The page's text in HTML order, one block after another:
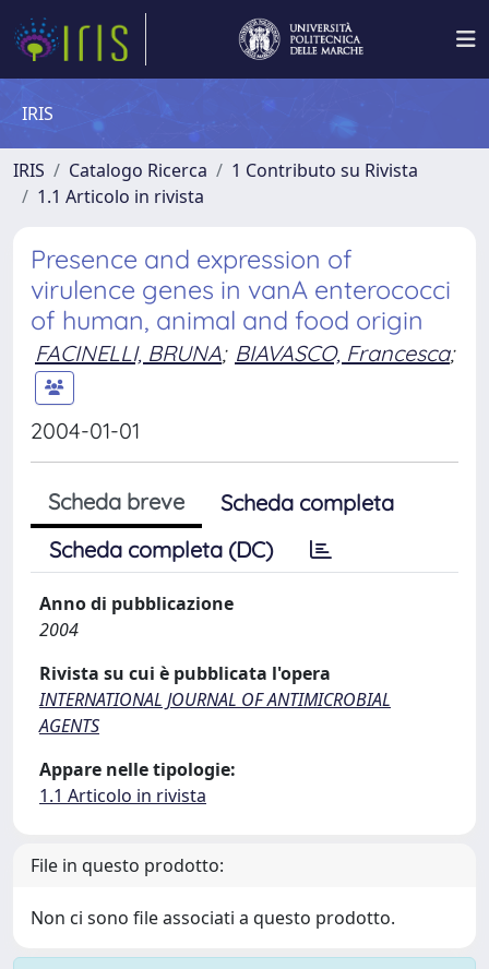
IRIS
IRIS Catalogo Ricerca
1 Contributo su Rivista
1.1 Articolo in rivista
Presence and expression of
virulence genes in vanA enterococci
of human, animal and food origin
FACINELLI, BRUNA; BIAVASCO, Francesca;
2004-01-01
Scheda breve
Scheda completa
Scheda completa (DC)
Anno di pubblicazione
2004
Rivista su cui è pubblicata l'opera
INTERNATIONAL JOURNAL OF ANTIMICROBIAL
AGENTS
Appare nelle tipologie:
1.1 Articolo in rivista
File in questo prodotto:
Non ci sono file associati a questo prodotto.